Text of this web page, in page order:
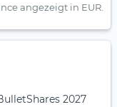
angezeigt in EUR.
2027